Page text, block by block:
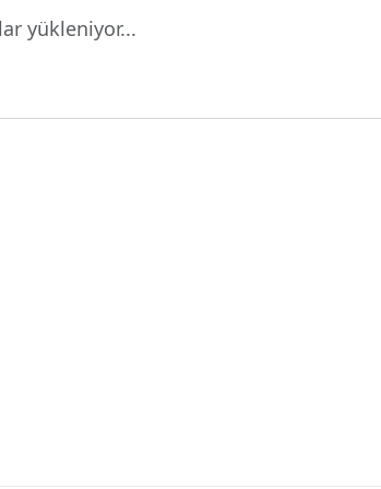
yükleniyor...